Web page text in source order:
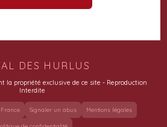
DES HURLUS
la propriété exclusive de ce site - Reproduction
Interdite
Signaler un abus Mentions légales